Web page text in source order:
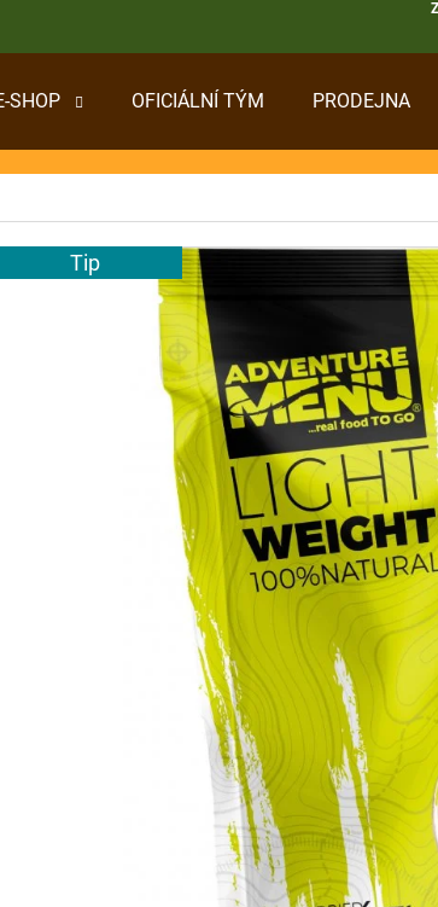
SHOP OFICIÁLNÍ TÝM PRODEJNA
Tip
NAJÍT?
HLEDAT
DOPORUČUJEME
ZÁTĚŽ DELPHIN
S OTVOREM
FOX
202